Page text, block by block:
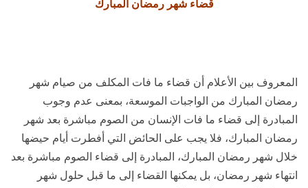
قضاءشهر رمضان المبارك
المعروف بين الأعلام أن قضاء ما فات المكلف من صيام شهر
رمضان المبارك من الواجبات الموسعة، بمعنى عدم وجوب
المبادرة إلى قضاء ما فات الإنسان من الصوم مباشرة بعد شهر
رمضان المبارك، فلا يجب على الحائض التي أفطرت أيام حيضها
خلال شهر رمضان المبارك، المبادرة إلى قضاء الصوم مباشرة بعد
انتهاء شهر رمضان، بل يمكنها القضاء إلى ما قبل حلول شهر